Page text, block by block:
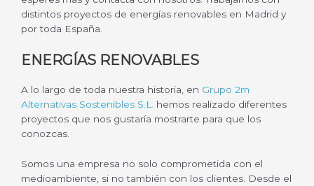
distintos proyectos de energías renovables en Madrid y
por toda España.
ENERGÍAS RENOVABLES
A lo largo de toda nuestra historia, en Grupo 2m
Alternativas Sostenibles S.L.
hemos realizado diferentes
proyectos que nos gustaría mostrarte para que los
conozcas.
Somos una empresa no solo comprometida con el
medioambiente, si no también con los clientes. Desde el